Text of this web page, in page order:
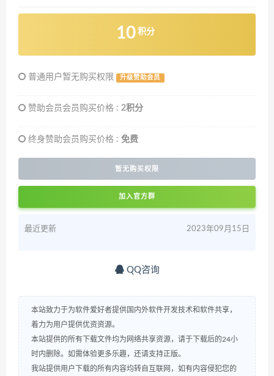
10 积分
普通用户暂无购买权限 升级赞助会员
赞助会员会员购买价格 : 2积分
终身赞助会员购买价格 : 免费
暂无购买权限
加入官方群
最近更新 2023年09月15日
QQ咨询
本站致力于为软件爱好者提供国内外软件开发技术和软件共享，
着力为用户提供优资资源。
本站提供的所有下载文件均为网络共享资源，请于下载后的24小
时内删除。如需体验更多乐趣，还请支持正版。
我站提供用户下载的所有内容均转自互联网，如有内容侵犯您的